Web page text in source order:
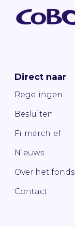
Direct naar
Regelingen
Besluiten
Filmarchief
Nieuws
Over het fonds
Contact